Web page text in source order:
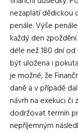
nezaplatí dědickou
penále. Výše
každý den
déle než 180 dní
být uložena i
je možné, že
daně a v případě
návrh na exekuci či
dodržovat termín
nepříjemným